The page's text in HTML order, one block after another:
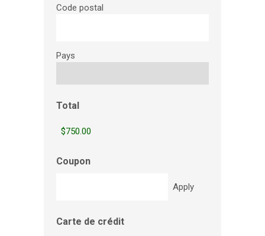
Code postal
Pays
Total
Coupon
Carte de crédit